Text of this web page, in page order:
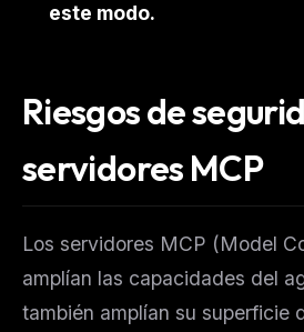
este modo.
Riesgos de
servidores MCP
Los servidores MCP (Model
amplían las capacidades del
también amplían su superficie